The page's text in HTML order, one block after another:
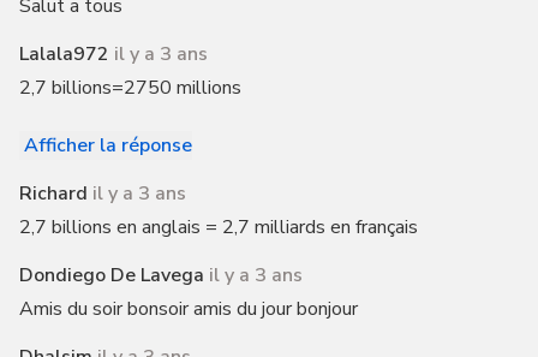
Salut a tous
Lalala972 il y a 3 ans
2,7 billions=2750 millions
Afficher la réponse
Richard il y a 3 ans
2,7 billions en anglais = 2,7 milliards en français
Dondiego De Lavega il y a 3 ans
Amis du soir bonsoir amis du jour bonjour